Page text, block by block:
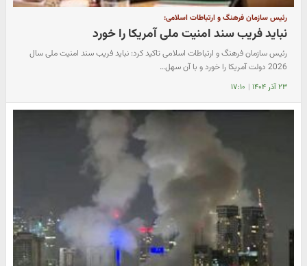
رئیس سازمان فرهنگ و ارتباطات اسلامی:
نباید فریب سند امنیت ملی آمریکا را خورد
رئیس سازمان فرهنگ و ارتباطات اسلامی تاکید کرد: نباید فریب سند امنیت ملی سال
2026 دولت آمریکا را خورد و با آن سهل…
۲۳ آذر ۱۴۰۴ | ۱۷:۱۰